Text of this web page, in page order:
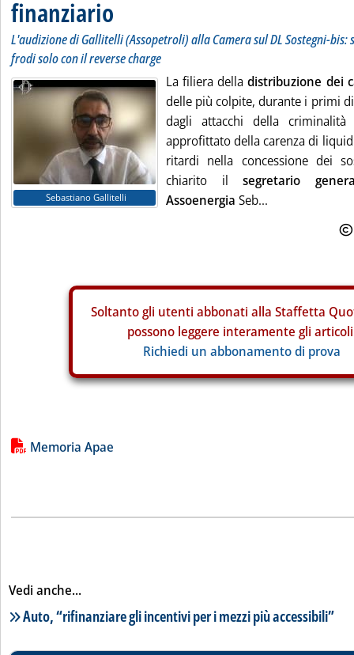
finanziario
L'audizione di Gallitelli (Assopetroli) alla Camera sul DL Sostegni-
frodi solo con il reverse charge
Sebastiano Gallitelli
La filiera delladistribuzione dei
delle più colpite, durante i primi
dagli attacchi della criminalità
approfittato della carenza di
ritardi nella concessione dei
chiarito ilsegretario
Assoenergia Seb...
Soltanto gli utenti abbonati alla Staffetta
possono leggere interamente gli
Richiedi un abbonamento di prova
Lista allegati PDF alla notizia
Memoria Apae
Vedi anche...
Lista notizie correlate
Auto, “rifinanziare gli incentivi per i mezzi più accessibili”